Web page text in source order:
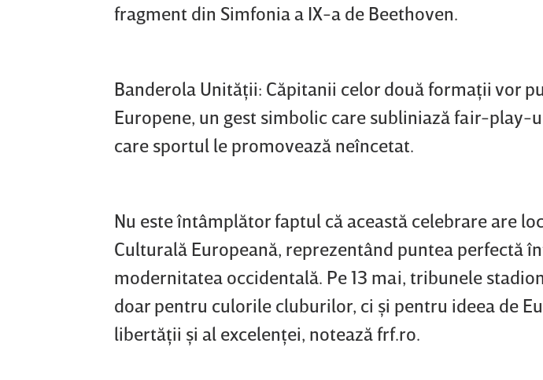
fragment din Simfonia a IX-a de Beethoven.
Banderola Unităţii: Căpitanii celor două formaţii vor
Europene, un gest simbolic care subliniază fair-play-
care sportul le promovează neîncetat.
Nu este întâmplător faptul că această celebrare are
Culturală Europeană, reprezentând puntea perfectă
modernitatea occidentală. Pe 13 mai, tribunele
doar pentru culorile cluburilor, ci şi pentru ideea de
libertăţii şi al excelenţei, notează frf.ro.